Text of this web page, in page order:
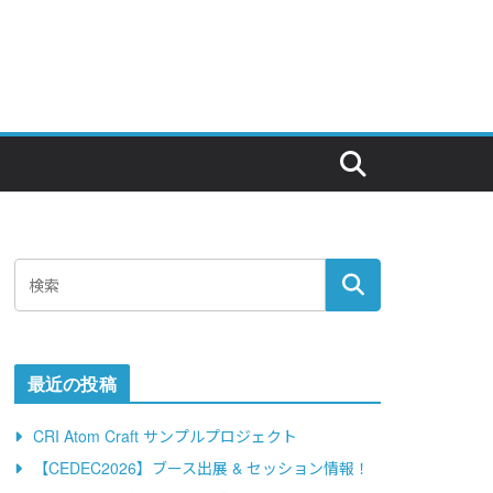
最近の投稿
CRI Atom Craft サンプルプロジェクト
【CEDEC2026】ブース出展 & セッション情報！